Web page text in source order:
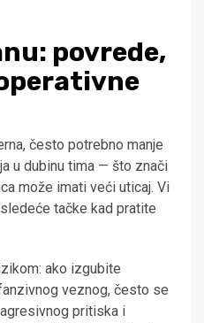
povrede,
često potrebno manje
u dubinu tima — što znači
može imati veći uticaj. Vi
tačke kad pratite
ako izgubite
veznog, često se
pritiska i